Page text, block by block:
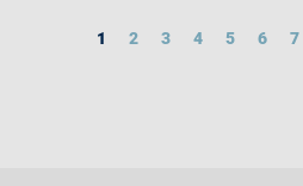
1 2 3 4 5 6 7